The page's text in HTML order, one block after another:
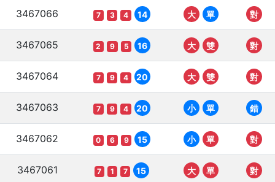
3467066 7 3 4 14 大 單 對
3467065 2 9 5 16 大 雙 對
3467064 7 9 4 20 大 雙 對
3467063 7 9 4 20 小 單 錯
3467062 0 6 9 15 小 單 對
3467061 7 1 7 15 大 單 對